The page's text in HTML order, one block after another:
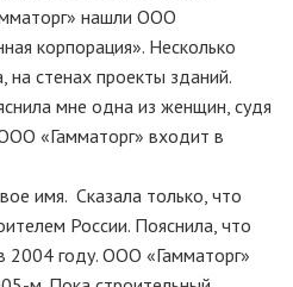
нашли ООО
корпорация». Несколько
на стенах проекты зданий.
мне одна из женщин, судя
«Гамматорг» входит в
имя. Сказала только, что
России. Пояснила, что
2004 году. ООО «Гамматорг»